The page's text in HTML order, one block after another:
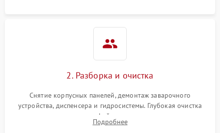
2. Разборка и очистка
Снятие корпусных панелей, демонтаж заварочного
устройства, диспенсера и гидросистемы. Глубокая очистка
внутренних узлов от кофейных масел, жмыха и накипи.
Промывка дренажных каналов и фильтров с использованием
Подробнее